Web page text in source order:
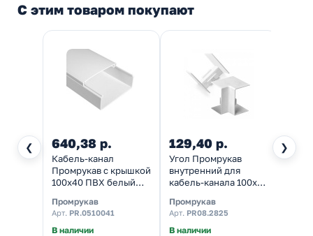
С этим товаром покупают
❮ ❯
640,38 р.
Кабель-канал
Промрукав с крышкой
100х40 ПВХ белый
(кабельный короб)
Промрукав
Арт. PR.0510041
В наличии
129,40 р.
Угол Промрукав
внутренний для
кабель-канала 100х40
Промрукав
Арт. PR08.2825
В наличии